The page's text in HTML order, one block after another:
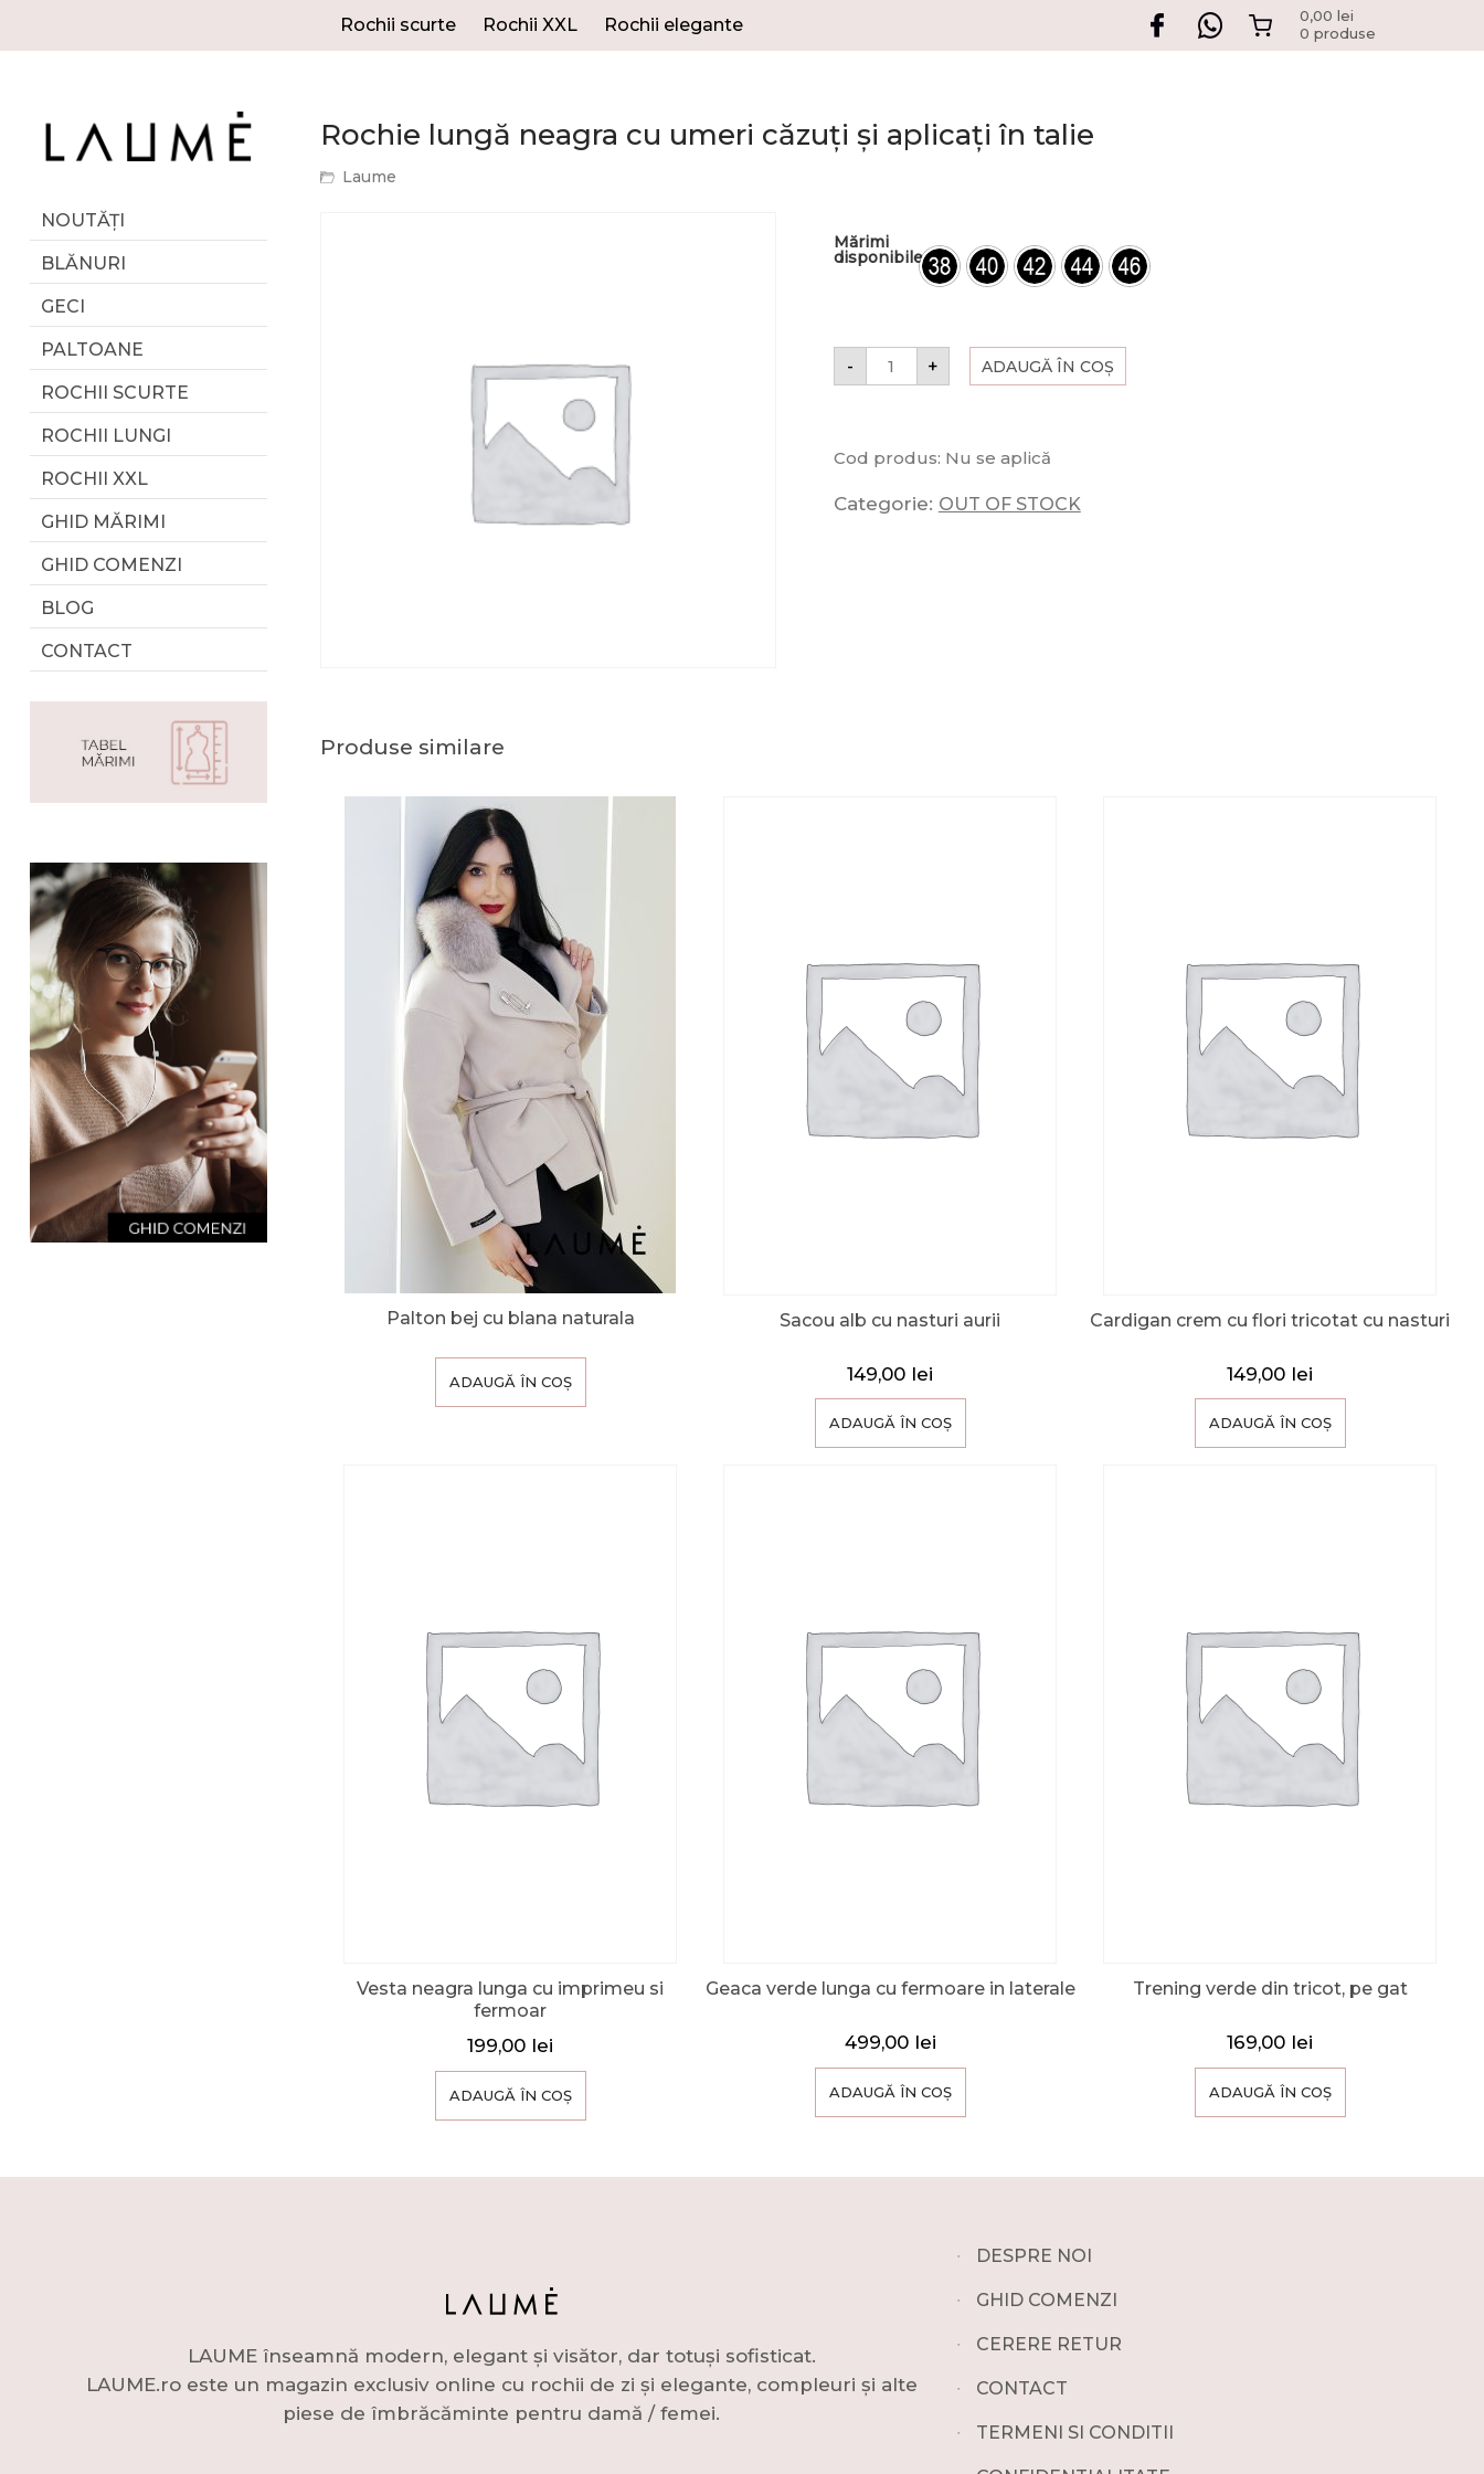
0,00 lei
0 produse
Rochii scurte Rochii XXL Rochii elegante
NOUTĂȚI
BLĂNURI
GECI
PALTOANE
ROCHII SCURTE
ROCHII LUNGI
ROCHII XXL
GHID MĂRIMI
GHID COMENZI
BLOG
CONTACT
Rochie lungă neagra cu umeri căzuți și aplicați în talie
Laume
Mărimi
disponibile
- + ADAUGĂ ÎN COȘ
Cod produs: Nu se aplică
Categorie: OUT OF STOCK
Produse similare
Palton bej cu blana naturala
ADAUGĂ ÎN COȘ
Sacou alb cu nasturi aurii
149,00 lei
ADAUGĂ ÎN COȘ
Cardigan crem cu flori tricotat cu nasturi
149,00 lei
ADAUGĂ ÎN COȘ
Vesta neagra lunga cu imprimeu si
fermoar
199,00 lei
ADAUGĂ ÎN COȘ
Geaca verde lunga cu fermoare in laterale
499,00 lei
ADAUGĂ ÎN COȘ
Trening verde din tricot, pe gat
169,00 lei
ADAUGĂ ÎN COȘ
LAUME înseamnă modern, elegant și visător, dar totuși sofisticat.
LAUME.ro este un magazin exclusiv online cu rochii de zi și elegante, compleuri și alte
piese de îmbrăcăminte pentru damă / femei.
∙ DESPRE NOI
∙ GHID COMENZI
∙ CERERE RETUR
∙ CONTACT
∙ TERMENI SI CONDITII